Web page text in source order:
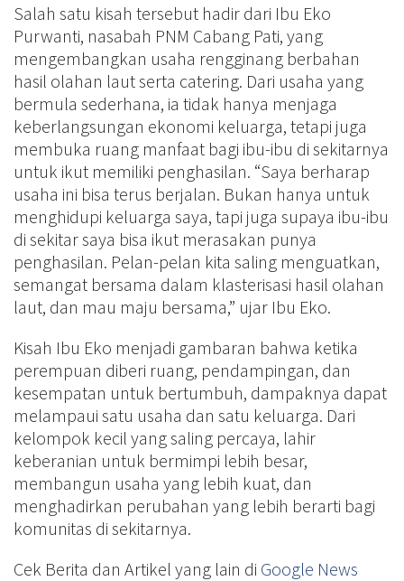
Salah satu kisah tersebut hadir dari Ibu Eko
Purwanti, nasabah PNM Cabang Pati, yang
mengembangkan usaha rengginang berbahan
hasil olahan laut serta catering. Dari usaha yang
bermula sederhana, ia tidak hanya menjaga
keberlangsungan ekonomi keluarga, tetapi juga
membuka ruang manfaat bagi ibu-ibu di sekitarnya
untuk ikut memiliki penghasilan. “Saya berharap
usaha ini bisa terus berjalan. Bukan hanya untuk
menghidupi keluarga saya, tapi juga supaya ibu-ibu
di sekitar saya bisa ikut merasakan punya
penghasilan. Pelan-pelan kita saling menguatkan,
semangat bersama dalam klasterisasi hasil olahan
laut, dan mau maju bersama,” ujar Ibu Eko.
Kisah Ibu Eko menjadi gambaran bahwa ketika
perempuan diberi ruang, pendampingan, dan
kesempatan untuk bertumbuh, dampaknya dapat
melampaui satu usaha dan satu keluarga. Dari
kelompok kecil yang saling percaya, lahir
keberanian untuk bermimpi lebih besar,
membangun usaha yang lebih kuat, dan
menghadirkan perubahan yang lebih berarti bagi
komunitas di sekitarnya.
Cek Berita dan Artikel yang lain di Google News